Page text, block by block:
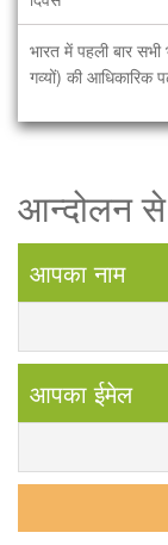
भारत में पहली बार
गव्यों) की आधिकारिक
आन्दोलन
आपका नाम
आपका ईमेल